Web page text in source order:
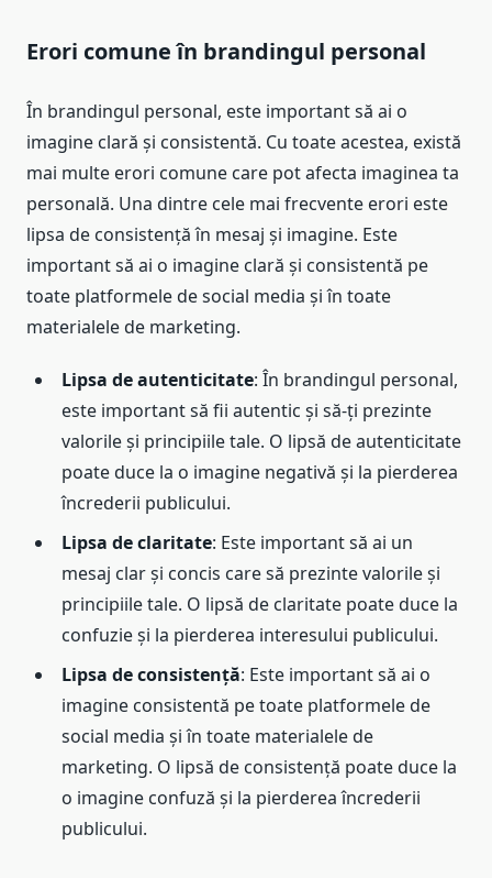
Erori comune în brandingul personal
În brandingul personal, este important să ai o
imagine clară și consistentă. Cu toate acestea, există
mai multe erori comune care pot afecta imaginea ta
personală. Una dintre cele mai frecvente erori este
lipsa de consistență în mesaj și imagine. Este
important să ai o imagine clară și consistentă pe
toate platformele de social media și în toate
materialele de marketing.
Lipsa de autenticitate: În brandingul personal,
este important să fii autentic și să-ți prezinte
valorile și principiile tale. O lipsă de autenticitate
poate duce la o imagine negativă și la pierderea
încrederii publicului.
Lipsa de claritate: Este important să ai un
mesaj clar și concis care să prezinte valorile și
principiile tale. O lipsă de claritate poate duce la
confuzie și la pierderea interesului publicului.
Lipsa de consistență: Este important să ai o
imagine consistentă pe toate platformele de
social media și în toate materialele de
marketing. O lipsă de consistență poate duce la
o imagine confuză și la pierderea încrederii
publicului.